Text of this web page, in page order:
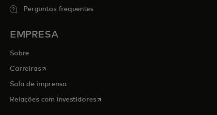
Perguntas frequentes
EMPRESA
Sobre
Carreirasabre em uma nova guia
Sala de imprensa
Relações com investidoresabre em uma nova guia